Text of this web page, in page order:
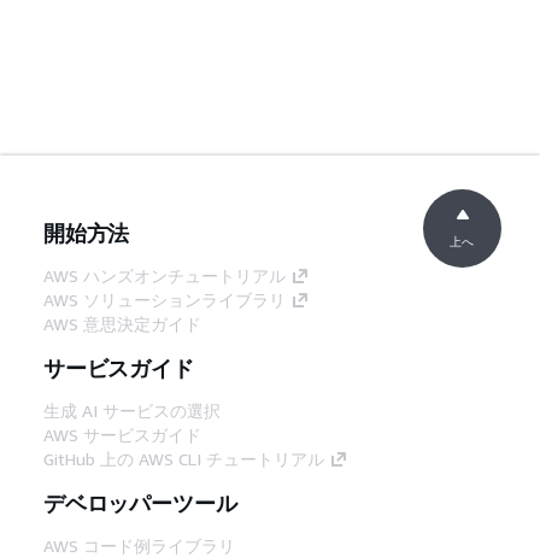
開始方法
AWS ハンズオンチュートリアル
AWS ソリューションライブラリ
AWS 意思決定ガイド
サービスガイド
生成 AI サービスの選択
AWS サービスガイド
GitHub 上の AWS CLI チュートリアル
デベロッパーツール
AWS コード例ライブラリ
上へ